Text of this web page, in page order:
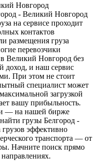
Новгород
- Великий Новгород
на сервисе проходит
контактов
размещения груза
перевозчики
в Великий Новгород без
доход, и наш сервис
При этом не стоит
специалист может
загрузкой
вашу прибыльность.
— на нашей бирже
грузы Белгород -
эффективно
транспорта — от
Начните поиск прямо